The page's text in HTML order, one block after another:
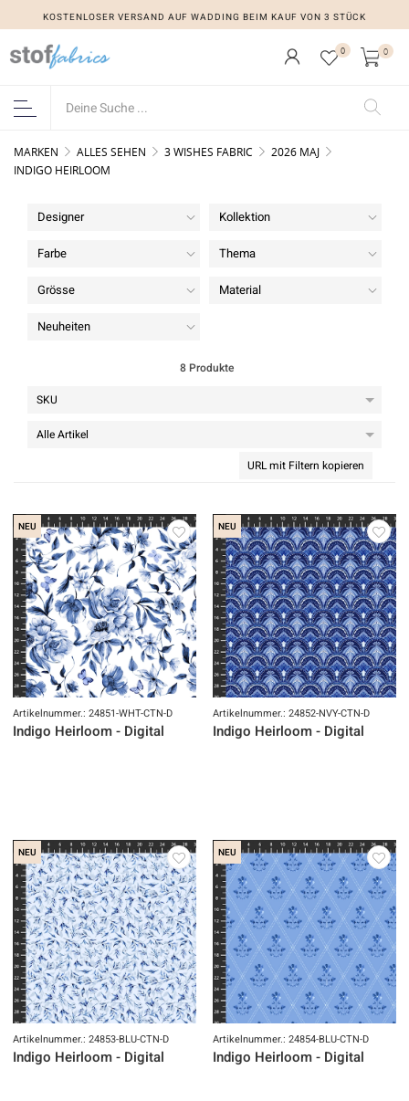
KOSTENLOSER VERSAND AUF WADDING BEIM KAUF VON 3 STÜCK
0 0
MARKEN ALLES SEHEN 3 WISHES FABRIC
2026 MAJ
INDIGO HEIRLOOM
Designer Kollektion
Farbe Thema
Grösse Material
Neuheiten
8 Produkte
URL mit Filtern kopieren
NEU
Artikelnummer.: 24851-WHT-CTN-D
Indigo Heirloom - Digital
NEU
Artikelnummer.: 24852-NVY-CTN-D
Indigo Heirloom - Digital
NEU
Artikelnummer.: 24853-BLU-CTN-D
Indigo Heirloom - Digital
NEU
Artikelnummer.: 24854-BLU-CTN-D
Indigo Heirloom - Digital